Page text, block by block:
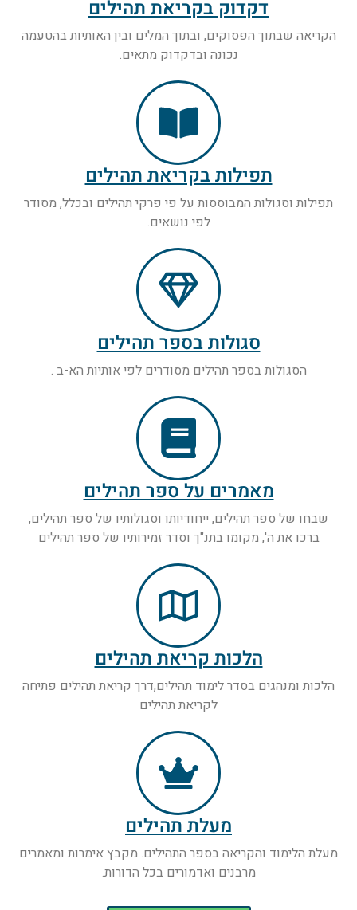
דקדוק בקריאת תהילים
הקריאה שבתוך הפסוקים, ובתוך המלים ובין האותיות בהטעמה
נכונה ובדקדוק מתאים.
תפילות בקריאת תהילים
תפילות וסגולות המבוססות על פי פרקי תהילים ובכלל, מסודר
לפי נושאים.
סגולות בספר תהילים
הסגולות בספר תהילים מסודרים לפי אותיות הא-ב .
מאמרים על ספר תהילים
שבחו של ספר תהילים, ייחודיותו וסגולותיו של ספר תהילים,
ברכו את ה', מקומו בתנ"ך וסדר זמירותיו של ספר תהילים
הלכות קריאת תהילים
הלכות ומנהגים בסדר לימוד תהילים,דרך קריאת תהילים פתיחה
לקריאת תהילים
מעלת תהילים
מעלת הלימוד והקריאה בספר התהילים. מקבץ אימרות ומאמרים
מרבנים ואדמורים בכל הדורות.